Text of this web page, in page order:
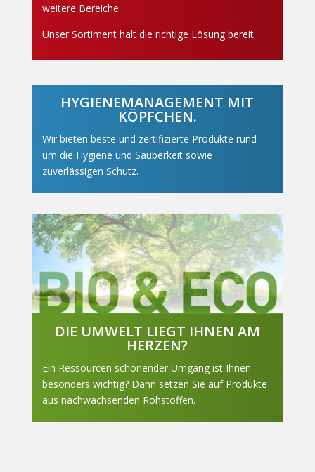
weitere Bereiche.
Unser Sortiment hält die richtige Lösung bereit.
HYGIENEMANAGEMENT MIT
KÖPFCHEN.
Wir bieten beste und zertifizierte Produkte rund
um die Hygiene und Sauberkeit sowie
zuverlässigen Schutz.
DIE UMWELT LIEGT IHNEN AM
HERZEN?
Ein Ressourcen schonender Umgang ist Ihnen
besonders wichtig? Dann setzen Sie auf Produkte
aus nachwachsenden Rohstoffen.